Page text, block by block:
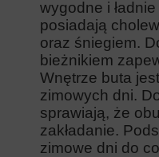
wygodne i
posiadają
oraz śniegiem.
bieżnikiem
Wnętrze buta
zimowych dni.
sprawiają, że
zakładanie.
zimowe dni do